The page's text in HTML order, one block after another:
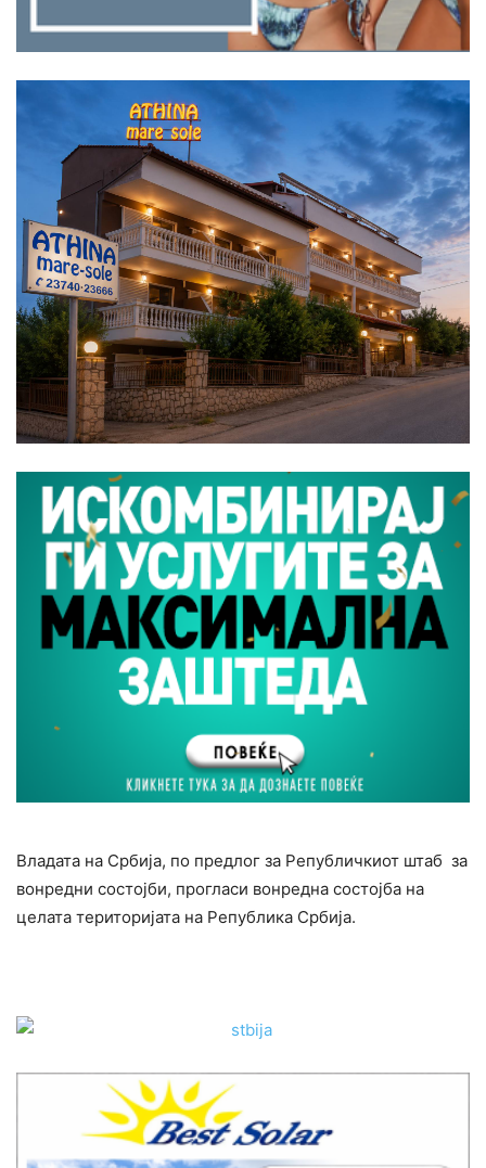
Владата на Србија, по предлог за Републичкиот штаб за
вонредни состојби, прогласи вонредна состојба на
целата територијата на Република Србија.